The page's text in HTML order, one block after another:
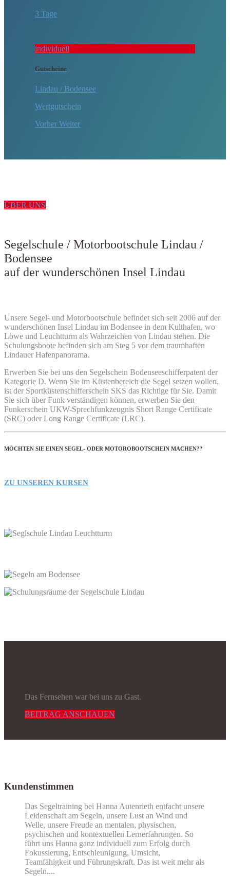
3 Tage
individuell
Gutscheine
Lindau / Bodensee
Wertgutschein
Vorher Weiter
ÜBER UNS
Segelschule / Motorbootschule Lindau /
Bodensee
auf der wunderschönen Insel Lindau
Unsere Segel- und Motorbootschule befindet sich seit 2006 auf der
wunderschönen Insel Lindau im Bodensee in dem Kulthafen, wo
Löwe und Leuchtturm als Wahrzeichen von Lindau stehen. Die
Schulungsboote befinden sich am Steg 5 vor dem traumhaften
Lindauer Hafenpanorama.
Erwerben Sie bei uns den Segelschein Bodenseeschifferpatent der
Kategorie D. Wenn Sie im Küstenbereich die Segel setzen wollen,
ist der Sportküstenschifferschein SKS das Richtige für Sie. Damit
Sie sich über Funk verständigen können, erwerben Sie den
Funkerschein UKW-Sprechfunkzeugnis Short Range Certificate
(SRC) oder Long Range Certificate (LRC).
MÖCHTEN SIE EINEN SEGEL- ODER MOTOROBOOTSCHEIN MACHEN??
ZU UNSEREN KURSEN
Das Fernsehen war bei uns zu Gast.
BEITRAG ANSCHAUEN
Kundenstimmen
Das Segeltraining bei Hanna Autenrieth entfacht unsere
Leidenschaft am Segeln, unsere Lust an Wind und
Welle, unsere Freude an mentalen, physischen,
psychischen und kontextuellen Lernerfahrungen. So
führt uns Hanna ganz individuell zum Erfolg durch
Fokussierung, Entschleunigung, Umsicht,
Teamfähigkeit und Führungskraft. Das ist weit mehr als
Segeln....